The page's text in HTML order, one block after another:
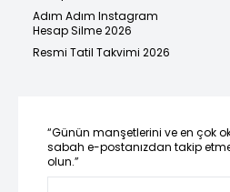
Adım Adım Instagram
Hesap Silme 2026
Resmi Tatil Takvimi 2026
“Günün manşetlerini ve en çok
sabah e-postanızdan takip
olun.”